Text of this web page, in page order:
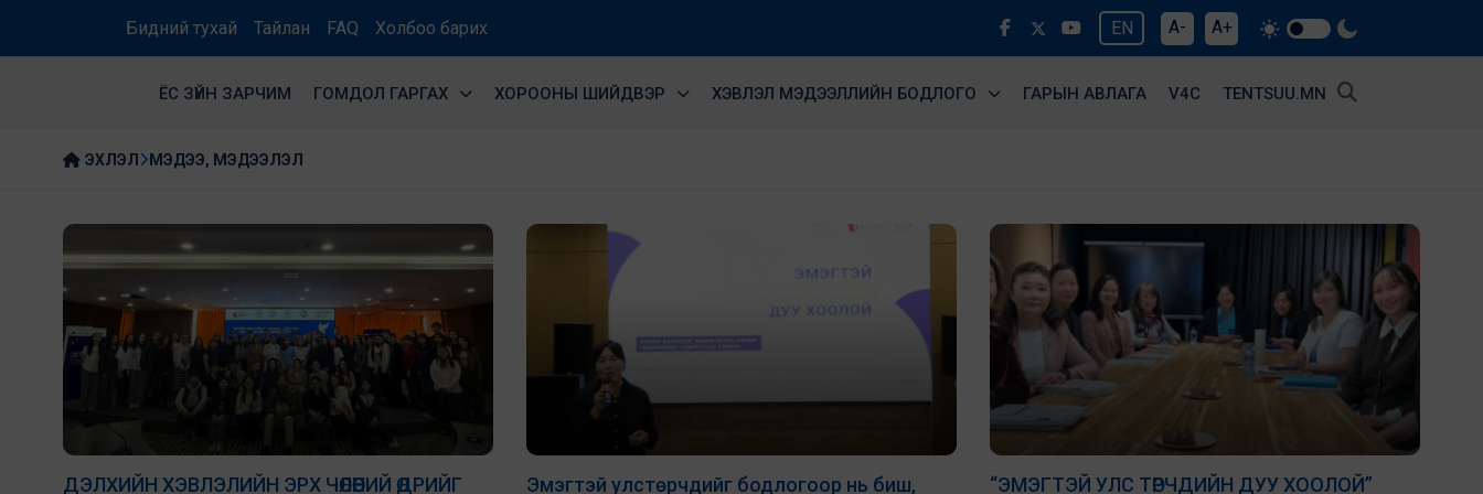
Бидний тухай Тайлан FAQ Холбоо барих EN A- A+
ЁС ЗҮЙН ЗАРЧИМ ГОМДОЛ ГАРГАХ ХОРООНЫ ШИЙДВЭР ХЭВЛЭЛ МЭДЭЭЛЛИЙН БОДЛОГО ГАРЫН АВЛАГА V4С TENTSUU.MN
ЭХЛЭЛ МЭДЭЭ, МЭДЭЭЛЭЛ
ДЭЛХИЙН ХЭВЛЭЛИЙН ЭРХ ЧӨЛӨӨНИЙ ӨДРИЙГ
Эмэгтэй улстөрчдийг бодлогоор нь биш,
“ЭМЭГТЭЙ УЛС ТӨРЧДИЙН ДУУ ХООЛОЙ”